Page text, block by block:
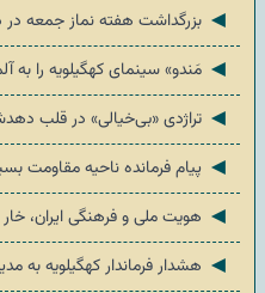
◄ بزرگداشت هفته نماز جمعه در دهدشت با اجرای
◄ مَندو» سینمای کهگیلویه را به
◄ تراژدی «بی‌خیالی» در قلب
◄ پیام فرمانده ناحیه مقاومت
◄ هویت ملی و فرهنگی ایران،
◄ هشدار فرماندار کهگیلویه به